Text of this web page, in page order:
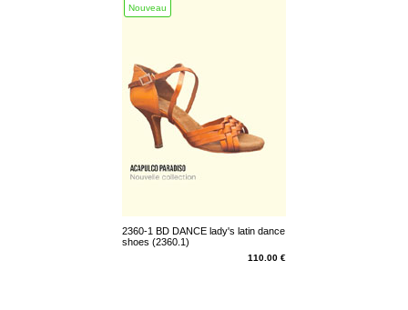
Nouveau
2360-1 BD DANCE lady's latin dance
shoes (2360.1)
110.00 €